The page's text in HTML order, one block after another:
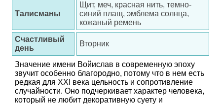
Талисманы
Щит, меч, красная нить, темно-
синий плащ, эмблема солнца,
кожаный ремень
Счастливый
день
Вторник
Значение имени Войислав в современную эпоху
звучит особенно благородно, потому что в нем есть
редкая для XXI века цельность и сопротивление
случайности. Оно подчеркивает характер человека,
который не любит декоративную суету и